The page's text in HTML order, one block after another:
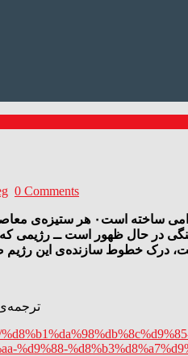
0 Comments
به نظر می‌رسد وارد دوره‌ای از «جنگ بی‌پایان» شده‌ایم که در
قرار دهیم۰ فرضیه‌ی ما این است که یک رژیم جهانی جنگی
%d9%88-